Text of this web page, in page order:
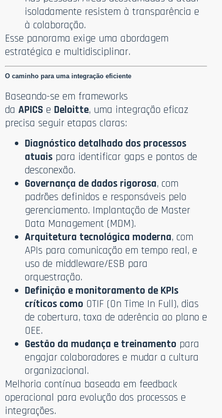
isoladamente resistem à transparência e
à colaboração.
Esse panorama exige uma abordagem
estratégica e multidisciplinar.
O caminho para uma integração eficiente
Baseando-se em frameworks
da APICS e Deloitte, uma integração eficaz
precisa seguir etapas claras:
Diagnóstico detalhado dos processos
atuais para identificar gaps e pontos de
desconexão.
Governança de dados rigorosa, com
padrões definidos e responsáveis pelo
gerenciamento. Implantação de Master
Data Management (MDM).
Arquitetura tecnológica moderna, com
APIs para comunicação em tempo real, e
uso de middleware/ESB para
orquestração.
Definição e monitoramento de KPIs
críticos como OTIF (On Time In Full), dias
de cobertura, taxa de aderência ao plano e
OEE.
Gestão da mudança e treinamento para
engajar colaboradores e mudar a cultura
organizacional.
Melhoria contínua baseada em feedback
operacional para evolução dos processos e
integrações.